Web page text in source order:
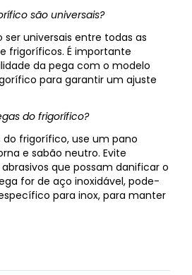
são universais?
ser universais entre todas as
frigoríficos. É importante
da pega com o modelo
para garantir um ajuste
do frigorífico?
do frigorífico, use um pano
e sabão neutro. Evite
que possam danificar o
for de aço inoxidável, pode-
para inox, para manter